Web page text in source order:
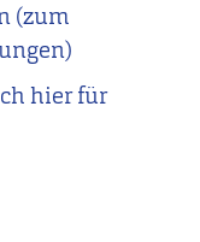
(zum
hier für